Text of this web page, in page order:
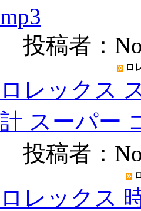
mp3
投稿者：
ロ
ロレックス
計 スーパー
投稿者：
ロレックス